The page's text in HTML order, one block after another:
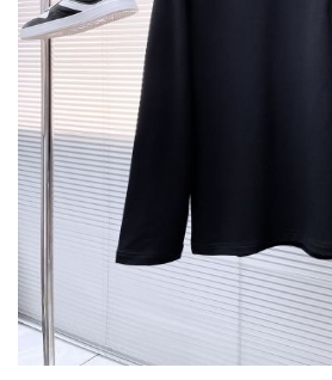
録
ー
管
理
ら
せ
2026人気特集
バッグ
財布
時計
服
ズボン
衣装セット
靴
住まい用品
アクセサリー
ベルト
スカーフ
アイフォーンケ
ース
小物
最
新
製